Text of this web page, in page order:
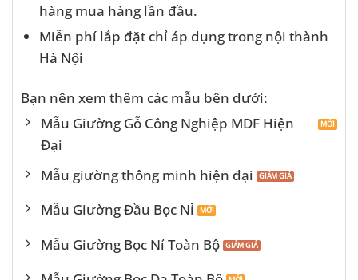
hàng mua hàng lần đầu.
Miễn phí lắp đặt chỉ áp dụng trong nội thành
Hà Nội
Bạn nên xem thêm các mẫu bên dưới:
Mẫu Giường Gỗ Công Nghiệp MDF Hiện
Đại
Mẫu giường thông minh hiện đại
Mẫu Giường Đầu Bọc Nỉ
Mẫu Giường Bọc Nỉ Toàn Bộ